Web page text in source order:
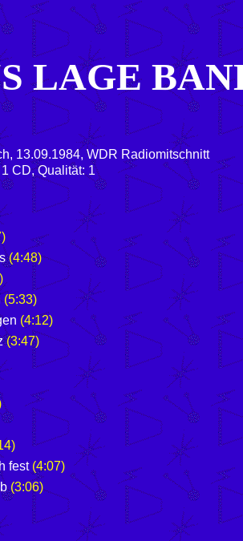
LAGE
13.09.1984, WDR Radiomitschnitt
CD, Qualität: 1
(4:48)
(5:33)
(4:12)
(3:47)
fest(4:07)
(3:06)